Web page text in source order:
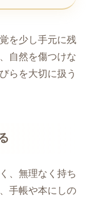
を少し手元に残
自然を傷つけな
らを大切に扱う
、無理なく持ち
手帳や本にしの